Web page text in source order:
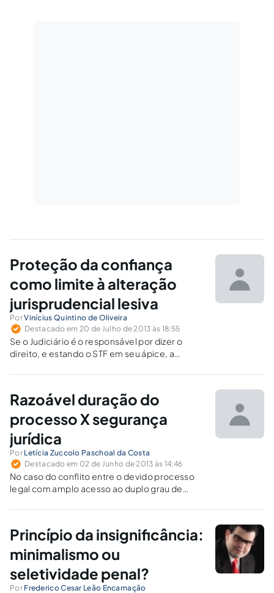
Proteção da confiança
como limite à alteração
jurisprudencial lesiva
PorVinícius Quintino de Oliveira
Destacado em 20 de Julho de 2013 às 18:55
Se o Judiciário é o responsável por dizer o
direito, e estando o STF em seu ápice, a
modifica o próprio direito. Levando-se em
se em limitar a alteração legislativa, em face à
segurança jurídica, pelas mesmas razões, o
STF deveria preocupar-se com cuidados
semelhantes.
Razoável duração do
processo X segurança
jurídica
Por Letícia Zuccolo Paschoal da Costa
Destacado em 02 de Junho de 2013 às 14:46
No caso do conflito entre o devido processo
legal com amplo acesso ao duplo grau de
parece que a solução atual é a de dar maior
Princípio da insignificância:
minimalismo ou
seletividade penal?
Por Frederico Cesar Leão Encarnação